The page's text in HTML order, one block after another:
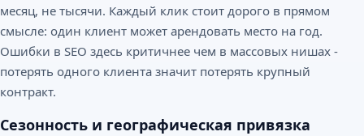
месяц, не тысячи. Каждый клик стоит дорого в прямом
смысле: один клиент может арендовать место на год.
Ошибки в SEO здесь критичнее чем в массовых нишах -
потерять одного клиента значит потерять крупный
контракт.
Сезонность и географическая привязка